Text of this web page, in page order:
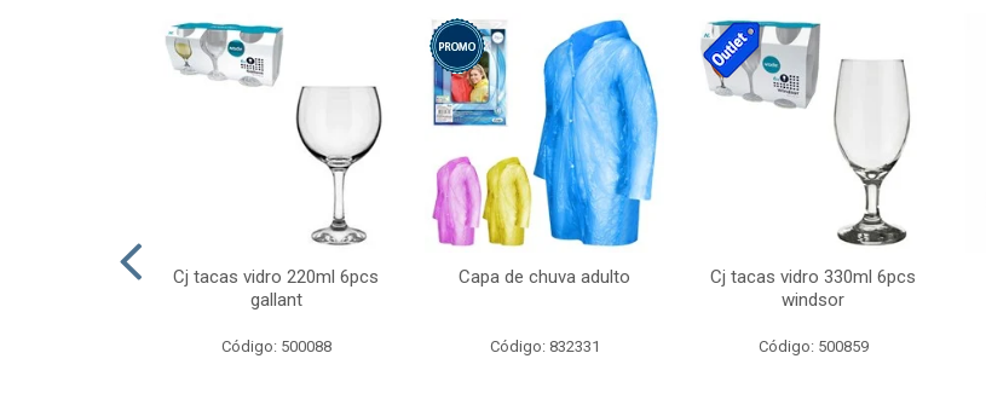
Cj tacas vidro 220ml 6pcs
gallant
Código: 500088
Capa de chuva adulto
Código: 832331
Cj tacas vidro 330ml 6pcs
windsor
Código: 500859